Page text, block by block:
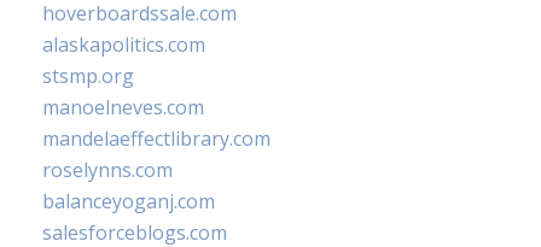
hoverboardssale.com
alaskapolitics.com
stsmp.org
manoelneves.com
mandelaeffectlibrary.com
roselynns.com
balanceyoganj.com
salesforceblogs.com